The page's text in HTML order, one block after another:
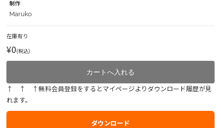
制作
Maruko
在庫有り
¥0(税込)
↑ ↑ ↑無料会員登録をするとマイページよりダウンロード履歴が見
れます。
ダウンロード